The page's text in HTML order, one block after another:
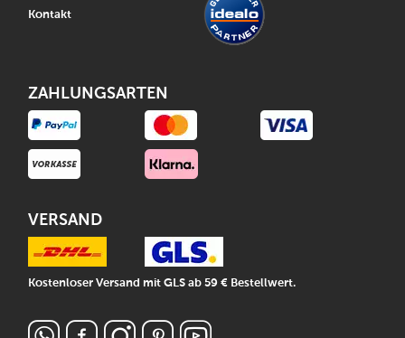
Kontakt
ZAHLUNGSARTEN
VERSAND
Kostenloser Versand mit GLS ab 59 € Bestellwert.